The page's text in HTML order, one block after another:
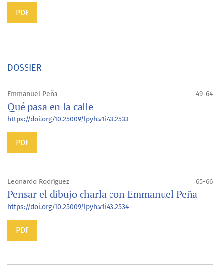
PDF
DOSSIER
Emmanuel Peña 49-64
Qué pasa en la calle
https://doi.org/10.25009/lpyh.v1i43.2533
PDF
Leonardo Rodríguez 65-66
Pensar el dibujo charla con Emmanuel Peña
https://doi.org/10.25009/lpyh.v1i43.2534
PDF